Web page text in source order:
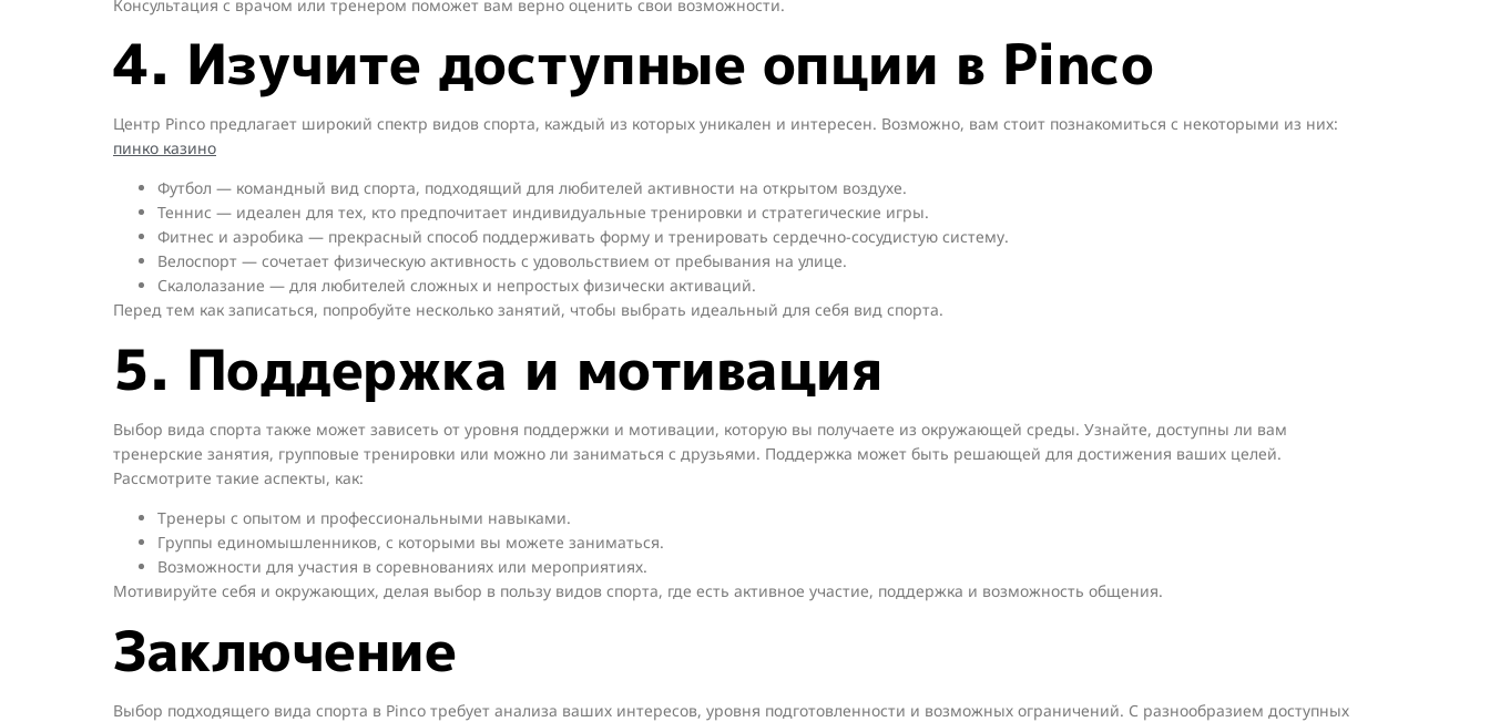
Консультация с врачом или тренером поможет вам верно оценить свои возможности.
4. Изучите доступные опции в Pinco
Центр Pinco предлагает широкий спектр видов спорта, каждый из которых уникален и интересен. Возможно, вам стоит познакомиться с некоторыми из них:
пинко казино
Футбол — командный вид спорта, подходящий для любителей активности на открытом воздухе.
Теннис — идеален для тех, кто предпочитает индивидуальные тренировки и стратегические игры.
Фитнес и аэробика — прекрасный способ поддерживать форму и тренировать сердечно-сосудистую систему.
Велоспорт — сочетает физическую активность с удовольствием от пребывания на улице.
Скалолазание — для любителей сложных и непростых физически активаций.
Перед тем как записаться, попробуйте несколько занятий, чтобы выбрать идеальный для себя вид спорта.
5. Поддержка и мотивация
Выбор вида спорта также может зависеть от уровня поддержки и мотивации, которую вы получаете из окружающей среды. Узнайте, доступны ли вам
тренерские занятия, групповые тренировки или можно ли заниматься с друзьями. Поддержка может быть решающей для достижения ваших целей.
Рассмотрите такие аспекты, как:
Тренеры с опытом и профессиональными навыками.
Группы единомышленников, с которыми вы можете заниматься.
Возможности для участия в соревнованиях или мероприятиях.
Мотивируйте себя и окружающих, делая выбор в пользу видов спорта, где есть активное участие, поддержка и возможность общения.
Заключение
Выбор подходящего вида спорта в Pinco требует анализа ваших интересов, уровня подготовленности и возможных ограничений. С разнообразием доступных